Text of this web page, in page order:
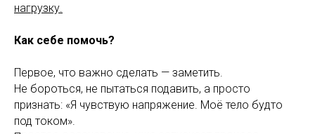
нагрузку.
Как себе помочь?
Первое, что важно сделать — заметить.
Не бороться, не пытаться подавить, а просто
признать: «Я чувствую напряжение. Моё тело будто
под током».